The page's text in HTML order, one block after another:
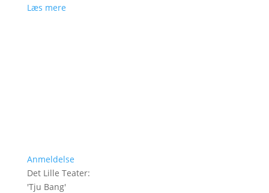
Læs mere
Anmeldelse
Det Lille Teater:
'Tju Bang'